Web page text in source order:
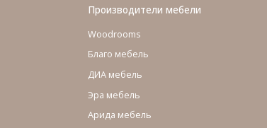
Производители мебели
Woodrooms
Благо мебель
ДИА мебель
Эра мебель
Арида мебель